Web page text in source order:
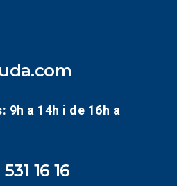
9h a 14h i de 16h a
16 16